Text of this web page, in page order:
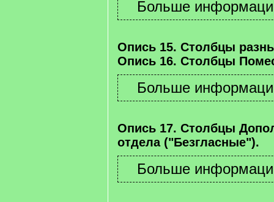
Опись 15. Столбцы
Опись 16. Столбцы
Опись 17. Столбцы
отдела ("Безгласные").